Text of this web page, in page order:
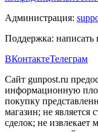
Администрация:
Поддержка: написать
ВКонтактеТелеграм
Сайт gunpost.ru
информационную
покупку
магазин; не является
сделок; не извлекает